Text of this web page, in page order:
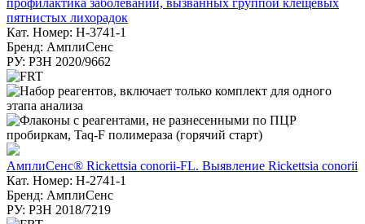
пятнистых лихорадок
Кат. Номер: H-3741-1
Бренд: АмплиСенс
РУ: РЗН 2020/9662
АмплиСенс® Rickettsia conorii-FL. Выявление Rickettsia conorii
Кат. Номер: H-2741-1
Бренд: АмплиСенс
РУ: РЗН 2018/7219